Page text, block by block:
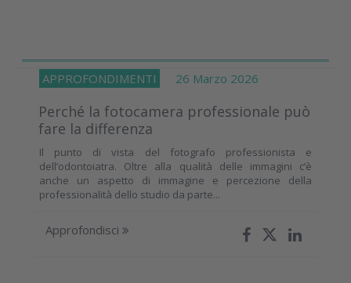
APPROFONDIMENTI 26 Marzo 2026
Perché la fotocamera professionale può
fare la differenza
Il punto di vista del fotografo professionista e
dell’odontoiatra. Oltre alla qualità delle immagini c’è
anche un aspetto di immagine e percezione della
professionalità dello studio da parte...
Approfondisci